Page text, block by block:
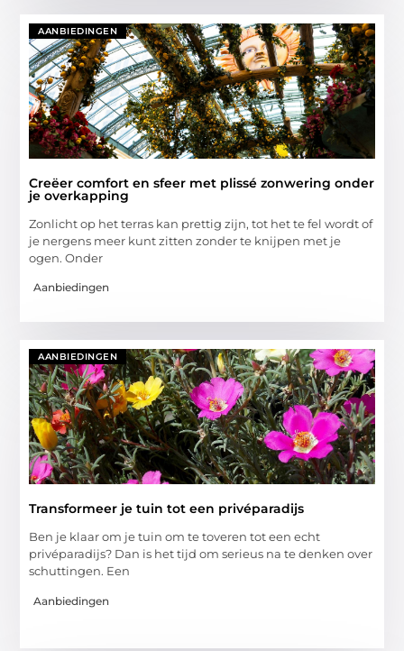
AANBIEDINGEN
Creëer comfort en sfeer met plissé zonwering onder
je overkapping
Zonlicht op het terras kan prettig zijn, tot het te fel wordt of
je nergens meer kunt zitten zonder te knijpen met je
ogen. Onder
Aanbiedingen
AANBIEDINGEN
Transformeer je tuin tot een privéparadijs
Ben je klaar om je tuin om te toveren tot een echt
privéparadijs? Dan is het tijd om serieus na te denken over
schuttingen. Een
Aanbiedingen